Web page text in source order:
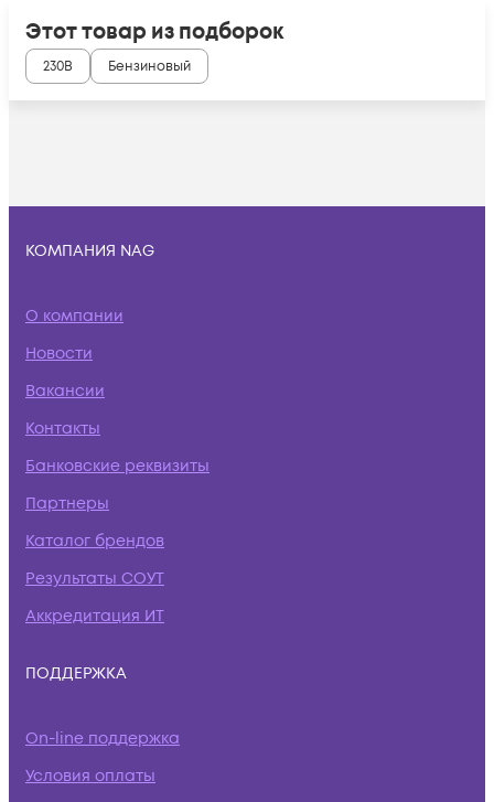
Этот товар из подборок
230В Бензиновый
КОМПАНИЯ NAG
О компании
Новости
Вакансии
Контакты
Банковские реквизиты
Партнеры
Каталог брендов
Результаты СОУТ
Аккредитация ИТ
ПОДДЕРЖКА
On-line поддержка
Условия оплаты